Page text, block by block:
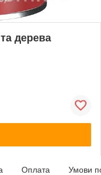
дерева
Оплата Умови